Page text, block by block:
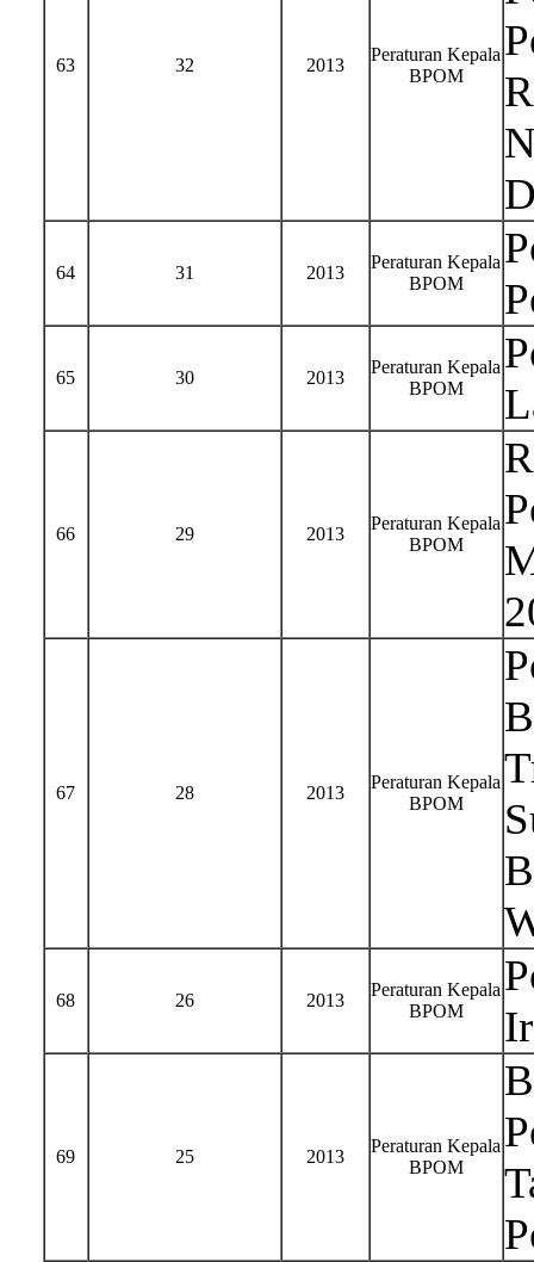
63 32 2013
Peraturan Kepala
BPOM
64 31 2013
Peraturan Kepala
BPOM
65 30 2013
Peraturan Kepala
BPOM
66 29 2013
Peraturan Kepala
BPOM
67 28 2013
Peraturan Kepala
BPOM
68 26 2013
Peraturan Kepala
BPOM
69 25 2013
Peraturan Kepala
BPOM